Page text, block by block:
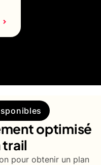
optimisé
trail
pour obtenir un plan